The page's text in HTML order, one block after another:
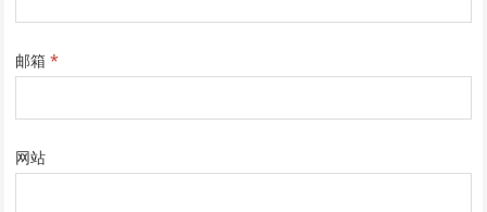
邮箱*
网站